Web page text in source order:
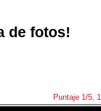
de fotos!
Puntaje 1/5,